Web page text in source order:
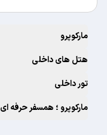
مارکوپرو
هتل های داخلی
تور داخلی
مارکوپرو ؛ همسفر حرفه ای